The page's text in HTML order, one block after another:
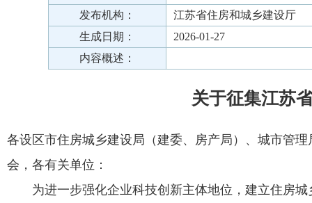
发布机构：
江苏省住房和城乡建设厅
生成日期：
2026-01-27
内容概述：
关于征集江苏
各设区市住房城乡建设局（建委、房产局）、城市管
会，各有关单位：
为进一步强化企业科技创新主体地位，建立住房